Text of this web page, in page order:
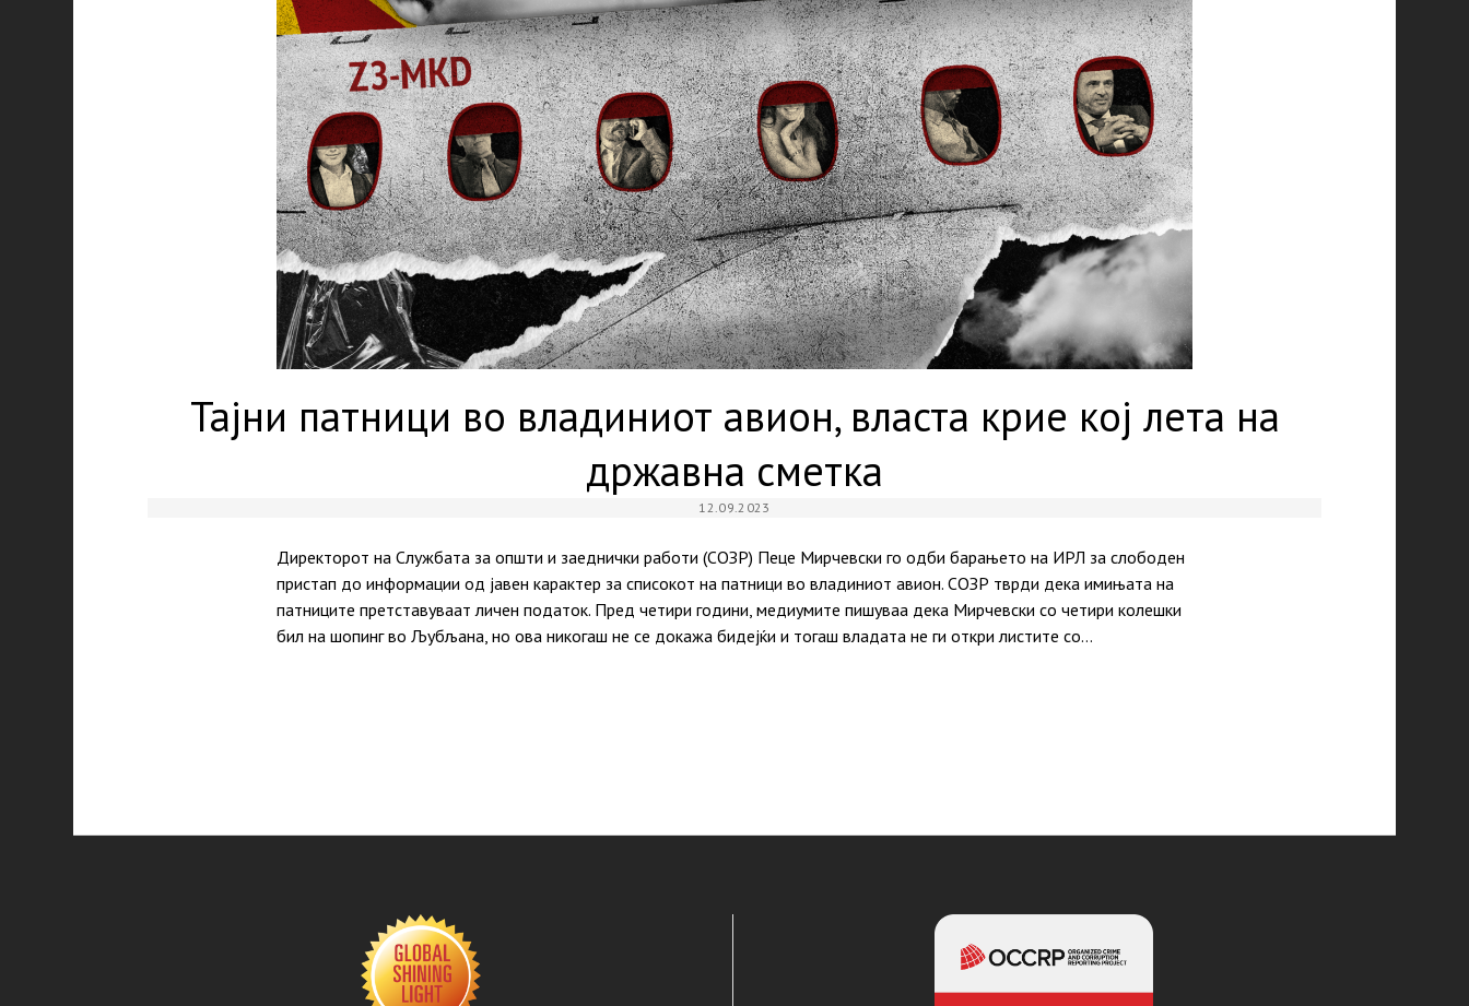
Тајни патници во владиниот авион, власта крие кој лета на
државна сметка
12.09.2023
Директорот на Службата за општи и заеднички работи (СОЗР) Пеце Мирчевски го одби барањето на ИРЛ за слободен
пристап до информации од јавен карактер за списокот на патници во владиниот авион. СОЗР тврди дека имињата на
патниците претставуваат личен податок. Пред четири години, медиумите пишуваа дека Мирчевски со четири колешки
бил на шопинг во Љубљана, но ова никогаш не се докажа бидејќи и тогаш владата не ги откри листите со…